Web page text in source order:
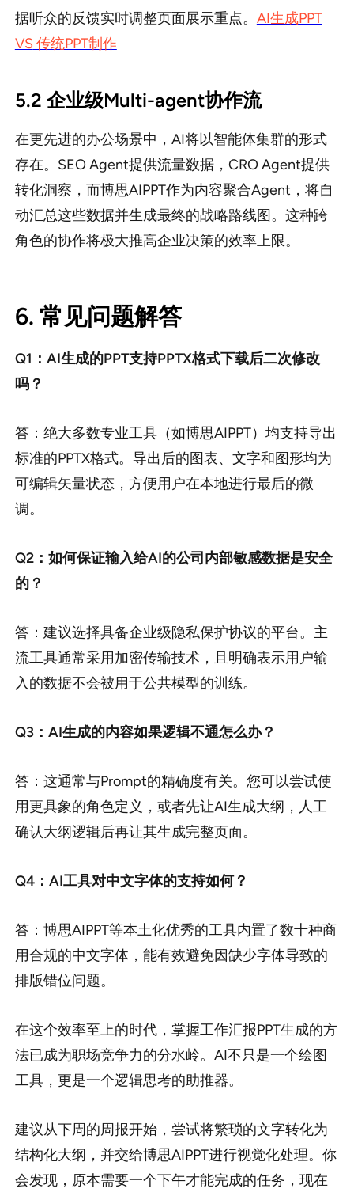
据听众的反馈实时调整页面展示重点。 AI生成PPT
VS 传统PPT制作
5.2 企业级Multi-agent协作流
在更先进的办公场景中，AI将以智能体集群的形式
存在。SEO Agent提供流量数据，CRO Agent提供
转化洞察，而博思AIPPT作为内容聚合Agent，将自
动汇总这些数据并生成最终的战略路线图。这种跨
角色的协作将极大推高企业决策的效率上限。
6. 常见问题解答
Q1：AI生成的PPT支持PPTX格式下载后二次修改
吗？
答：绝大多数专业工具（如博思AIPPT）均支持导出
标准的PPTX格式。导出后的图表、文字和图形均为
可编辑矢量状态，方便用户在本地进行最后的微
调。
Q2：如何保证输入给AI的公司内部敏感数据是安全
的？
答：建议选择具备企业级隐私保护协议的平台。主
流工具通常采用加密传输技术，且明确表示用户输
入的数据不会被用于公共模型的训练。
Q3：AI生成的内容如果逻辑不通怎么办？
答：这通常与Prompt的精确度有关。您可以尝试使
用更具象的角色定义，或者先让AI生成大纲，人工
确认大纲逻辑后再让其生成完整页面。
Q4：AI工具对中文字体的支持如何？
答：博思AIPPT等本土化优秀的工具内置了数十种商
用合规的中文字体，能有效避免因缺少字体导致的
排版错位问题。
在这个效率至上的时代，掌握工作汇报PPT生成的方
法已成为职场竞争力的分水岭。AI不只是一个绘图
工具，更是一个逻辑思考的助推器。
建议从下周的周报开始，尝试将繁琐的文字转化为
结构化大纲，并交给博思AIPPT进行视觉化处理。你
会发现，原本需要一个下午才能完成的任务，现在